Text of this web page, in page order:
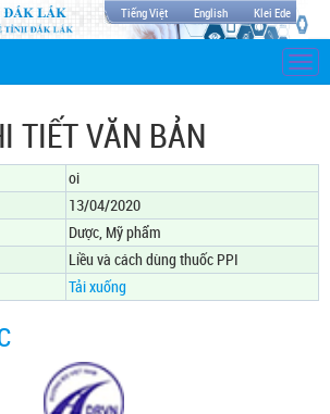
Tiếng Việt English Klei Ede
TIẾT VĂN BẢN
oi
13/04/2020
Dược, Mỹ phẩm
Liều và cách dùng thuốc PPI
Tải xuống